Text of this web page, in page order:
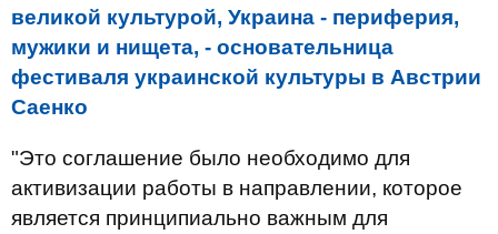
великой культурой, Украина - периферия,
мужики и нищета, - основательница
фестиваля украинской культуры в Австрии
Саенко
"Это соглашение было необходимо для
активизации работы в направлении, которое
является принципиально важным для